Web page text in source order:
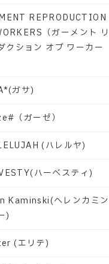
REPRODUCTION
（ガーメント リ
クション オブ ワーカー
ガサ)
（ガーゼ）
(ハレルヤ)
ハーベスティ)
Kaminski(ヘレンカミン
)
(エリテ)